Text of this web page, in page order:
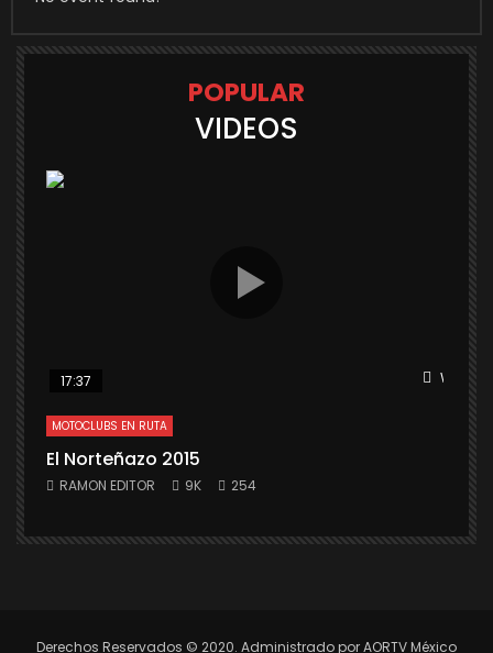
POPULAR
VIDEOS
Watch
17:37
MOTOCLUBS EN RUTA
El Norteñazo 2015
RAMON EDITOR 9K 254
Derechos Reservados © 2020. Administrado por AORTV México